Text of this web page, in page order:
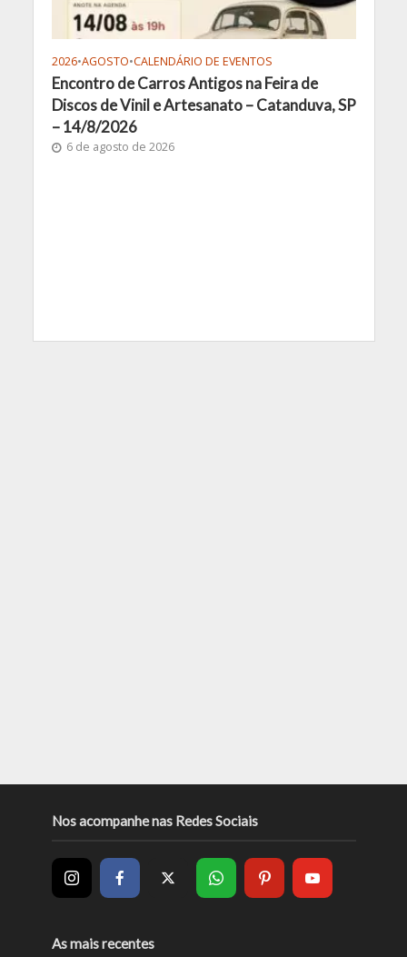
2026•AGOSTO•CALENDÁRIO DE EVENTOS
Encontro de Carros Antigos na Feira de
Discos de Vinil e Artesanato – Catanduva, SP
– 14/8/2026
6 de agosto de 2026
Nos acompanhe nas Redes Sociais
As mais recentes